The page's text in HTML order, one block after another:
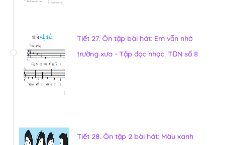
Tiết 27. Ôn tập bài hát: Em vẫn nhớ
trường xưa - Tập đọc nhạc: TĐN số 8
Tiết 28. Ôn tập 2 bài hát: Màu xanh